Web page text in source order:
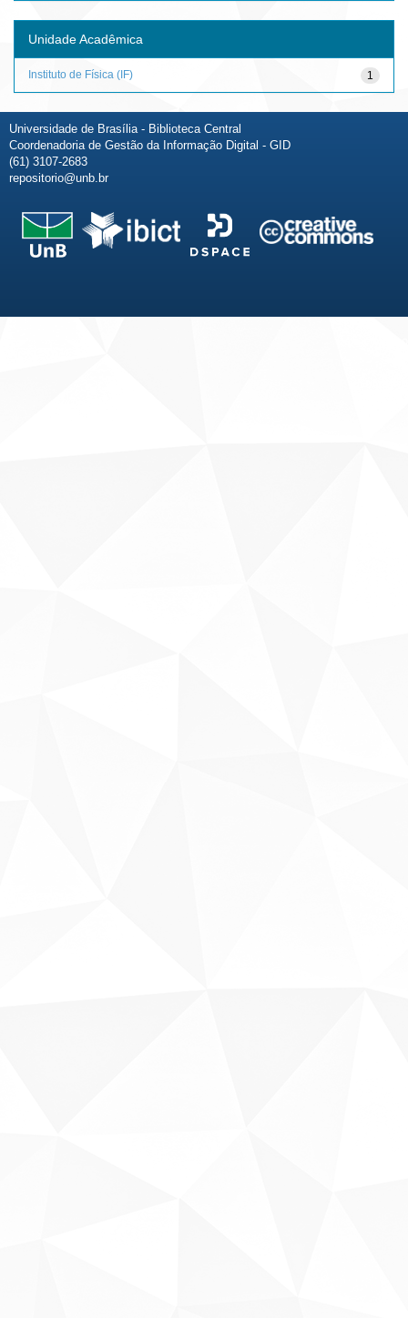
Unidade Acadêmica
1
Instituto de Física (IF)
Universidade de Brasília - Biblioteca Central
Coordenadoria de Gestão da Informação Digital - GID
(61) 3107-2683
repositorio@unb.br